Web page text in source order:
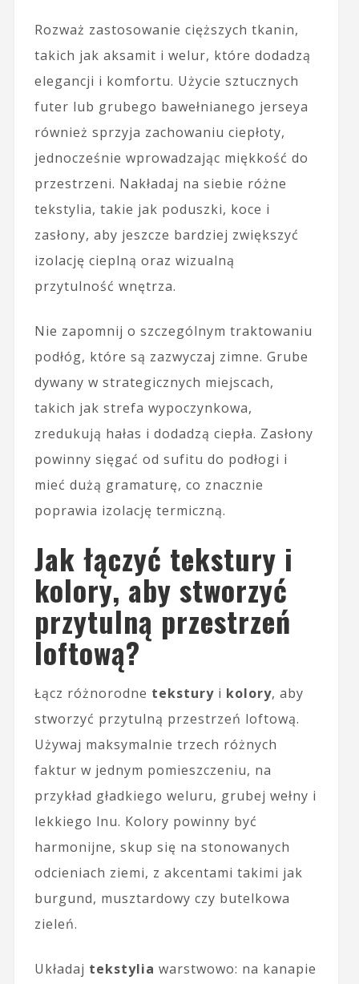
Rozważ zastosowanie cięższych tkanin,
takich jak aksamit i welur, które dodadzą
elegancji i komfortu. Użycie sztucznych
futer lub grubego bawełnianego jerseya
również sprzyja zachowaniu ciepłoty,
jednocześnie wprowadzając miękkość do
przestrzeni. Nakładaj na siebie różne
tekstylia, takie jak poduszki, koce i
zasłony, aby jeszcze bardziej zwiększyć
izolację cieplną oraz wizualną
przytulność wnętrza.
Nie zapomnij o szczególnym traktowaniu
podłóg, które są zazwyczaj zimne. Grube
dywany w strategicznych miejscach,
takich jak strefa wypoczynkowa,
zredukują hałas i dodadzą ciepła. Zasłony
powinny sięgać od sufitu do podłogi i
mieć dużą gramaturę, co znacznie
poprawia izolację termiczną.
Jak łączyć tekstury i
kolory, aby stworzyć
przytulną przestrzeń
loftową?
Łącz różnorodne teksturyi kolory, aby
stworzyć przytulną przestrzeń loftową.
Używaj maksymalnie trzech różnych
faktur w jednym pomieszczeniu, na
przykład gładkiego weluru, grubej wełny i
lekkiego lnu. Kolory powinny być
harmonijne, skup się na stonowanych
odcieniach ziemi, z akcentami takimi jak
burgund, musztardowy czy butelkowa
zieleń.
Układaj tekstylia warstwowo: na kanapie